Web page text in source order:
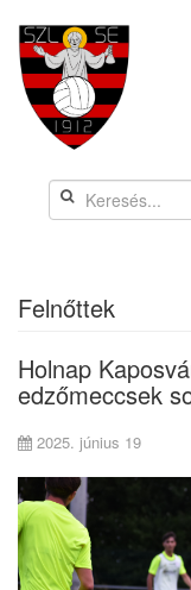
Felnőttek
Holnap
edzőmeccsek
2025. június 19